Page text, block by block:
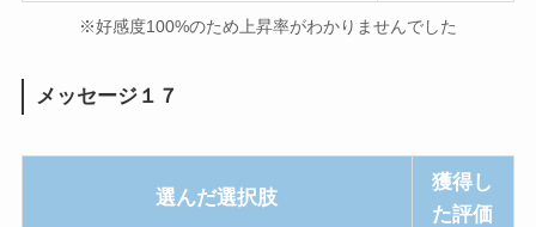
※好感度100%のため上昇率がわかりませんでした
メッセージ１７
選んだ選択肢
獲得し
た評価